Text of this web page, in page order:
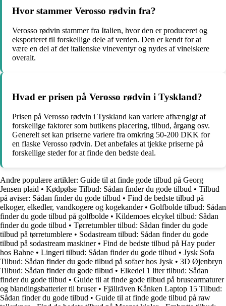
Hvor stammer Verosso rødvin fra?
Verosso rødvin stammer fra Italien, hvor den er produceret og
eksporteret til forskellige dele af verden. Den er kendt for at
være en del af det italienske vineventyr og nydes af vinelskere
overalt.
Hvad er prisen på Verosso rødvin i Tyskland?
Prisen på Verosso rødvin i Tyskland kan variere afhængigt af
forskellige faktorer som butikens placering, tilbud, årgang osv.
Generelt set kan priserne variere fra omkring 50-200 DKK for
en flaske Verosso rødvin. Det anbefales at tjekke priserne på
forskellige steder for at finde den bedste deal.
Andre populære artikler: Guide til at finde gode tilbud på Georg
Jensen plaid • Kødpølse Tilbud: Sådan finder du gode tilbud • Tilbud
på aviser: Sådan finder du gode tilbud • Find de bedste tilbud på
elkoger, elkedler, vandkogere og kogekander• Golfbolde tilbud: Sådan
finder du gode tilbud på golfbolde • Kildemoes elcykel tilbud: Sådan
finder du gode tilbud • Tørretumbler tilbud: Sådan finder du gode
tilbud på tørretumblere • Sodastream tilbud: Sådan finder du gode
tilbud på sodastream maskiner• Find de bedste tilbud på Hay puder
hos Bahne • Lingeri tilbud: Sådan finder du gode tilbud • Jysk Sofa
Tilbud: Sådan finder du gode tilbud på sofaer hos Jysk • 3D Øjenbryn
Tilbud: Sådan finder du gode tilbud • Elkedel 1 liter tilbud: Sådan
finder du gode tilbud • Guide til at finde gode tilbud på brusearmaturer
og blandingsbatterier til bruser• Fjällräven Kånken Laptop 15 Tilbud:
Sådan finder du gode tilbud • Guide til at finde gode tilbud på raw